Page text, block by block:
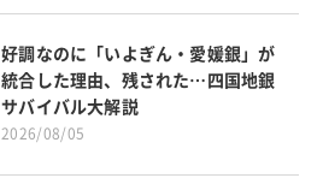
好調なのに「いよぎん・愛媛銀」が
統合した理由、残された…四国地銀
サバイバル大解説
2026/08/05